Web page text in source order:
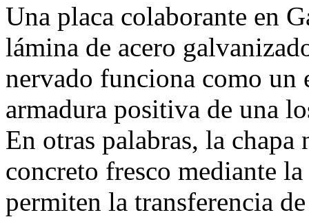
Una placa colaborante en
lámina de acero
nervado funciona como un
armadura positiva de una
En otras palabras, la
concreto fresco mediante
permiten la transferencia